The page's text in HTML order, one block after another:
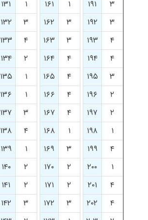
۳
۱۹۱ ۱ ۱۶۱ ۱ ۱۳۱
۳
۱۹۲ ۳ ۱۶۲ ۳ ۱۳۲
۴
۱۹۳ ۳ ۱۶۳ ۴ ۱۳۳
۴
۱۹۴ ۴ ۱۶۴ ۲ ۱۳۴
۳
۱۹۵ ۴ ۱۶۵ ۱ ۱۳۵
۲
۱۹۶ ۴ ۱۶۶ ۱ ۱۳۶
۲
۱۹۷ ۴ ۱۶۷ ۳ ۱۳۷
۱
۱۹۸ ۱ ۱۶۸ ۴ ۱۳۸
۴
۱۹۹ ۳ ۱۶۹ ۱ ۱۳۹
۱
۲۰۰ ۲ ۱۷۰ ۲ ۱۴۰
۴
۲۰۱ ۲ ۱۷۱ ۲ ۱۴۱
۴
۲۰۲ ۳ ۱۷۲ ۳ ۱۴۲